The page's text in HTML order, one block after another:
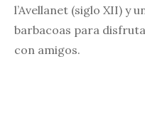
l’Avellanet (siglo XII) y
barbacoas para
con amigos.